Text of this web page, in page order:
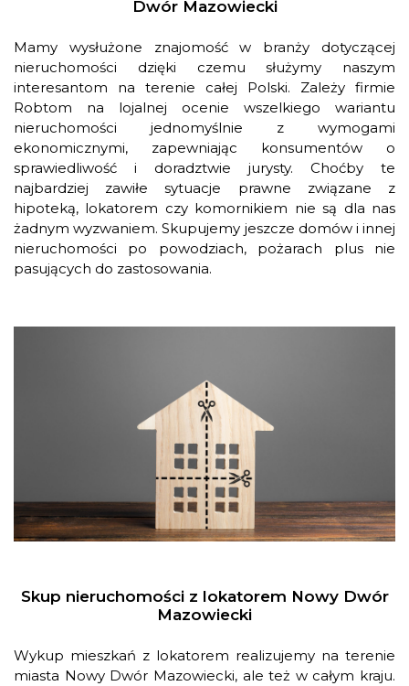
Dwór Mazowiecki
Mamy wysłużone znajomość w branży dotyczącej
nieruchomości dzięki czemu służymy naszym
interesantom na terenie całej Polski. Zależy firmie
Robtom na lojalnej ocenie wszelkiego wariantu
nieruchomości jednomyślnie z wymogami
ekonomicznymi, zapewniając konsumentów o
sprawiedliwość i doradztwie jurysty. Choćby te
najbardziej zawiłe sytuacje prawne związane z
hipoteką, lokatorem czy komornikiem nie są dla nas
żadnym wyzwaniem. Skupujemy jeszcze domów i innej
nieruchomości po powodziach, pożarach plus nie
pasujących do zastosowania.
Skup nieruchomości z lokatorem Nowy Dwór
Mazowiecki
Wykup mieszkań z lokatorem realizujemy na terenie
miasta Nowy Dwór Mazowiecki, ale też w całym kraju.